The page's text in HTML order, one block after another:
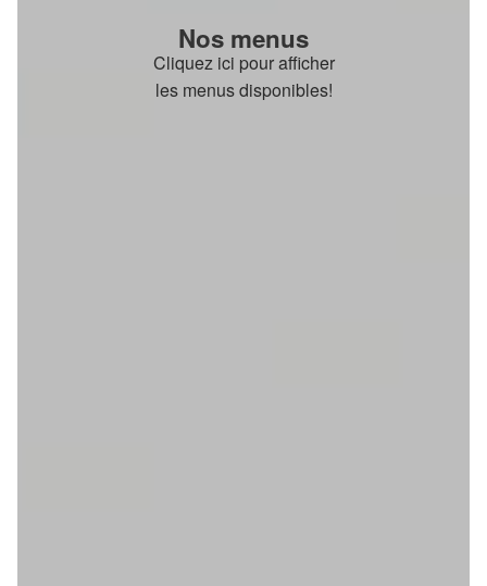
Nos menus
Cliquez ici pour afficher
les menus disponibles!